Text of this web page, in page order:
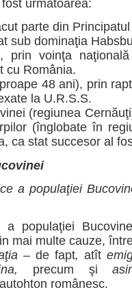
următoarea:
parte din
sub dominaţia
prin voinţa
cu România.
48 ani), prin
la U.R.S.S.
(regiunea
(înglobate în
ca stat succesor al
a populaţiei
a populaţiei
mai multe cauze,
– de fapt, atît
precum şi
românesc.